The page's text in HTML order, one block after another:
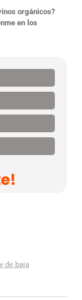
orgánicos?
en los
de baja